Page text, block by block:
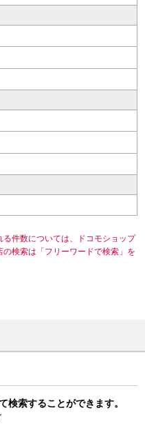
る件数については、ドコモショップ
検索は「フリーワードで検索」を
検索することができます。